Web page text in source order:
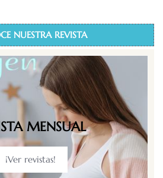
NUESTRA REVISTA
MENSUAL
¡Ver revistas!